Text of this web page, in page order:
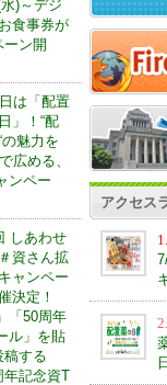
)～デジ
食事券が
ン開
は「配置
」！“配
の魅力を
広める、
ンペー
しあわせ
資さん拡
ャンペー
決定！
「50周年
ル」を貼
稿する
年記念資T
アクセス
1.
2.